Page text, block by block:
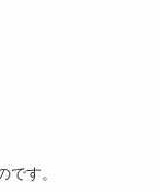
す。